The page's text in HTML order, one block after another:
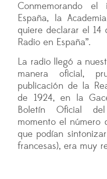
Conmemorando
España, la
quiere declarar el 14
Radio en España”.
La radio llegó a
manera oficial,
publicación de la
de 1924, en la
Boletín Oficial
momento el número
que podían
francesas), era muy